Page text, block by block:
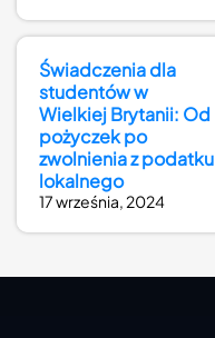
Świadczenia dla
studentów w
Wielkiej Brytanii: Od
pożyczek po
zwolnienia z podatku
lokalnego
17 września, 2024